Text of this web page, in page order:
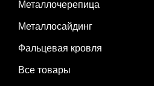
Металлочерепица
Металлосайдинг
Фальцевая кровля
Все товары